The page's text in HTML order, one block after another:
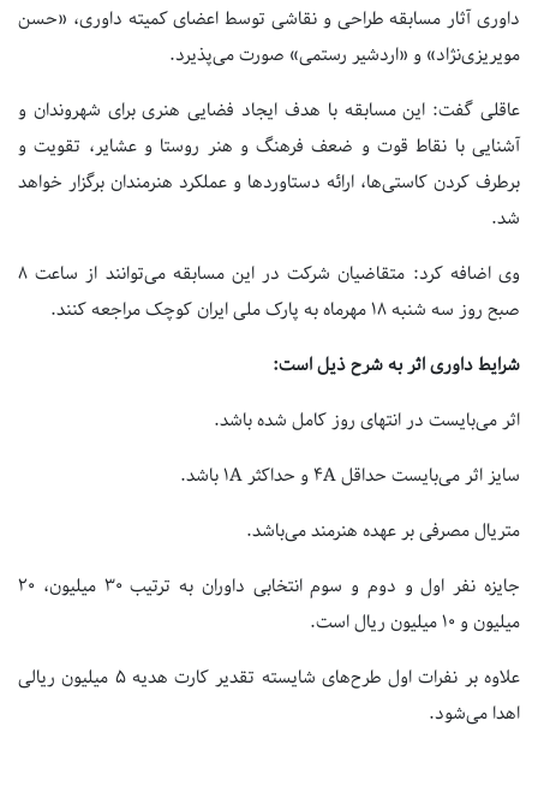
داوری آثار مسابقه طراحی و نقاشی توسط اعضای کمیته داوری، «حسن
مویریزی‌نژاد» و «اردشیر رستمی» صورت می‌پذیرد.
عاقلی گفت: این مسابقه با هدف ایجاد فضایی هنری برای شهروندان و
آشنایی با نقاط قوت و ضعف فرهنگ و هنر روستا و عشایر، تقویت و
برطرف کردن کاستی‌ها، ارائه دستاوردها و عملکرد هنرمندان برگزار خواهد
شد.
وی اضافه کرد: متقاضیان شرکت در این مسابقه می‌توانند از ساعت ۸
صبح روز سه شنبه ۱۸ مهرماه به پارک ملی ایران کوچک مراجعه کنند.
شرایط داوری اثر به شرح ذیل است:
اثر می‌بایست در انتهای روز کامل شده باشد.
سایز اثر می‌بایست حداقلA۴ و حداکثر A۱ باشد.
متریال مصرفی بر عهده هنرمند می‌باشد.
جایزه نفر اول و دوم و سوم انتخابی داوران به ترتیب ۳۰ میلیون، ۲۰
میلیون و ۱۰ میلیون ریال است.
علاوه بر نفرات اول طرح‌های شایسته تقدیر کارت هدیه ۵ میلیون ریالی
اهدا می‌شود.